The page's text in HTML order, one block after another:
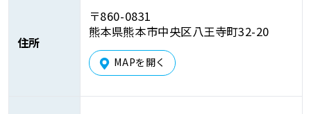
住所
〒860-0831
熊本県熊本市中央区八王寺町32-20
MAPを開く